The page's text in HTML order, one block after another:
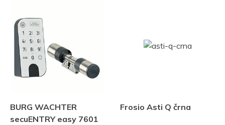
BURG WACHTER
secuENTRY easy 7601
Frosio Asti Q črna